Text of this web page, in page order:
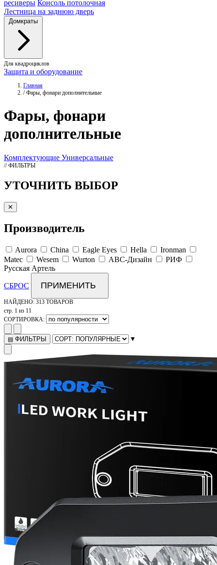
ресиверы Консоль потолочная
Лестница на заднюю дверь
Домкраты
Для квадроциклов
Защита и оборудование
Главная
/ Фары, фонари дополнительные
Фары, фонари
дополнительные
Комплектующие Универсальные
// ФИЛЬТРЫ
УТОЧНИТЬ ВЫБОР
✕
Производитель
Aurora China Eagle Eyes Hella
Ironman
Matec
Wesem Wurton АВС-Дизайн
РИФ
Русская Артель
СБРОС ПРИМЕНИТЬ
НАЙДЕНО: 313 ТОВАРОВ
стр. 1 из 11
СОРТИРОВКА:
▤ ФИЛЬТРЫ ▾